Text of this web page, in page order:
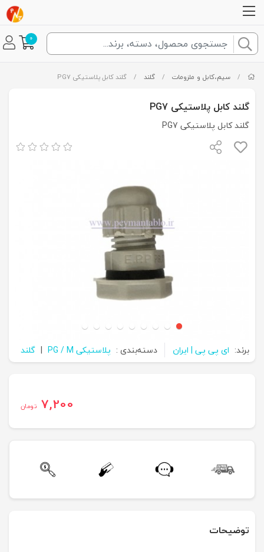
0
/ سیم،کابل و ملزومات / گلند / گلند کابل پلاستیکی PG7
گلند کابل پلاستیکی PG7
گلند کابل پلاستیکی PG7
برند: ای پی پی | ایران دسته‌بندی : پلاستیکی PG / M | گلند
7,200 تومان
توضیحات